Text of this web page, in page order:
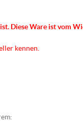
Diese Ware ist vom
kennen.